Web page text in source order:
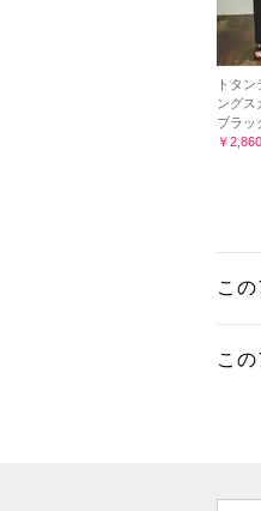
トタ
ングス
ブラッ
￥
こ
こ